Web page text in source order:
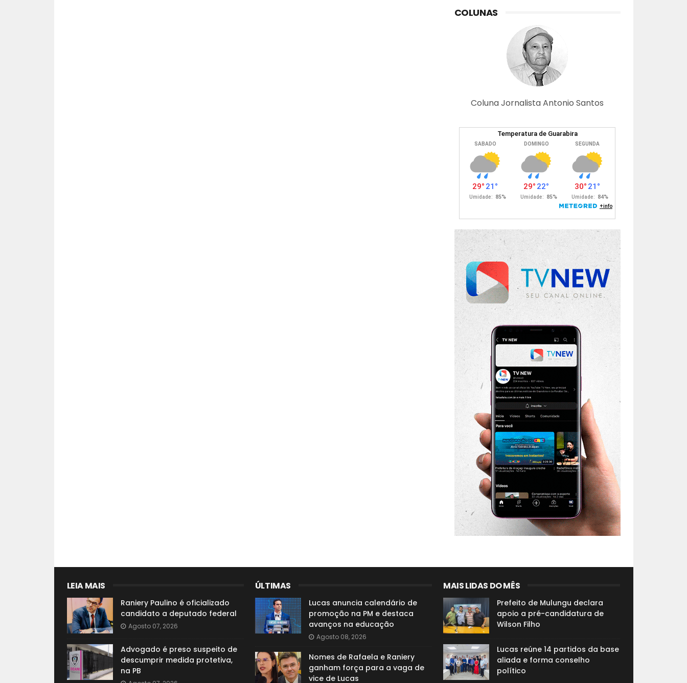
COLUNAS
Coluna Jornalista Antonio Santos
LEIA MAIS
Raniery Paulino é oficializado
candidato a deputado federal
Agosto 07, 2026
Advogado é preso suspeito de
descumprir medida protetiva,
na PB
ÚLTIMAS
Lucas anuncia calendário de
promoção na PM e destaca
avanços na educação
Agosto 08, 2026
Nomes de Rafaela e Raniery
ganham força para a vaga de
vice de Lucas
MAIS LIDAS DO MÊS
Prefeito de Mulungu declara
apoio a pré-candidatura de
Wilson Filho
Lucas reúne 14 partidos da base
aliada e forma conselho
político